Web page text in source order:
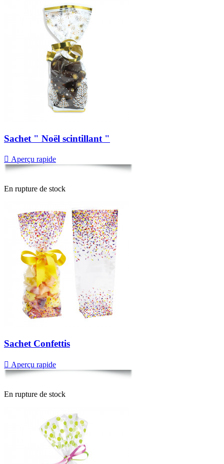
Sachet " Noël scintillant "
 Aperçu rapide
En rupture de stock
Sachet Confettis
 Aperçu rapide
En rupture de stock